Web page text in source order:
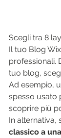
Scegli tra 8
Il tuo Blog
professionali.
tuo blog,
Ad esempio,
spesso usato
scoprire più
In alternativa,
classico a